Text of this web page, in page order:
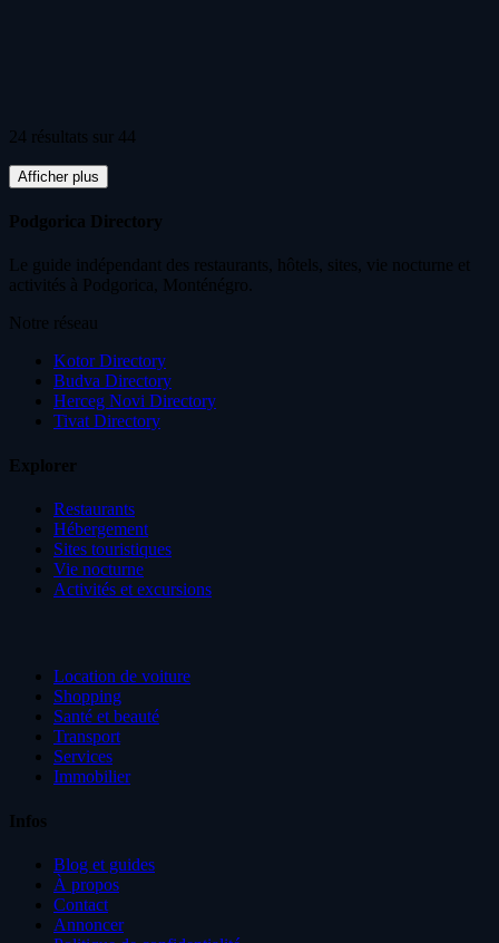
24 résultats sur 44
Afficher plus
Podgorica Directory
Le guide indépendant des restaurants, hôtels, sites, vie nocturne et
activités à Podgorica, Monténégro.
Notre réseau
Kotor Directory
Budva Directory
Herceg Novi Directory
Tivat Directory
Explorer
Restaurants
Hébergement
Sites touristiques
Vie nocturne
Activités et excursions
Location de voiture
Shopping
Santé et beauté
Transport
Services
Immobilier
Infos
Blog et guides
À propos
Contact
Annoncer